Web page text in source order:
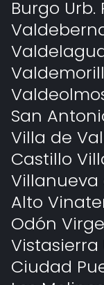
Burgo Urb.
San
Villa de
Castillo
Villanueva
Alto
Odón
Vistasierra
Ciudad